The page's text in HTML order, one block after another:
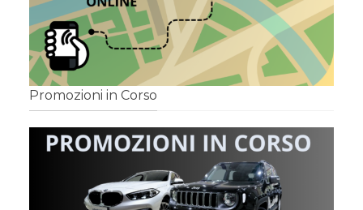
Promozioni in Corso